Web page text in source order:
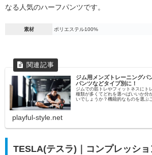
なる人気のハーフパンツです。
素材 ポリエステル100%
ジム用メンズトレーニングパ
パンツなどタイプ別に！
ジムでの筋トレやフィットネスにト
種類が多くてどれを選べばいいか分
いでしょうか？機能的なものを選ぶ
playful-style.net
TESLA(テスラ)｜コンプレッショ